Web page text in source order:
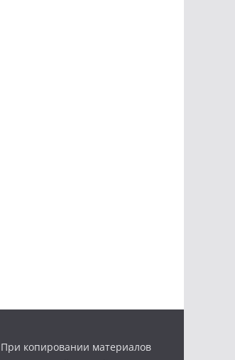
При копировании материалов